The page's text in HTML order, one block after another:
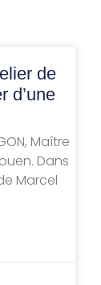
de
d’une
Maître
Dans
Marcel